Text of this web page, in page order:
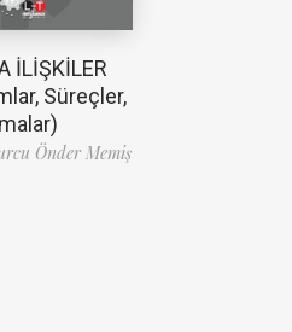
İLİŞKİLER
Süreçler,
Önder Memiş